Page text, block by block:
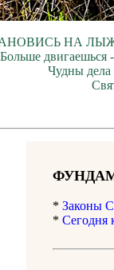
НА
Больше двигаешься
Чудны дела
* Законы
* Сегодня